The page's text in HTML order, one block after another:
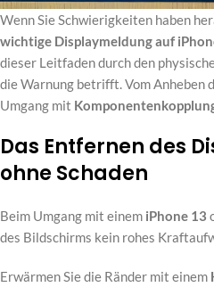
Wenn Sie Schwierigkeiten haben
wichtige Displaymeldung auf
dieser Leitfaden durch den
die Warnung betrifft. Vom Anheben
Umgang mit
Das Entfernen des
ohne Schaden
Beim Umgang mit einem iPhone 13
des Bildschirms kein rohes
Erwärmen Sie die Ränder mit einem